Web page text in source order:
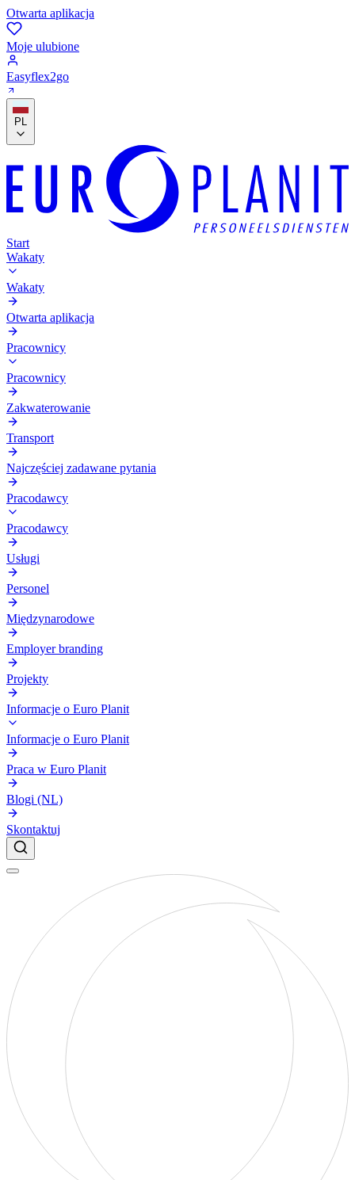
Otwarta aplikacja
Moje ulubione
Easyflex2go
PL
Start
Wakaty
Wakaty
Otwarta aplikacja
Pracownicy
Pracownicy
Zakwaterowanie
Transport
Najczęściej zadawane pytania
Pracodawcy
Pracodawcy
Usługi
Personel
Międzynarodowe
Employer branding
Projekty
Informacje o Euro Planit
Informacje o Euro Planit
Praca w Euro Planit
Blogi (NL)
Skontaktuj